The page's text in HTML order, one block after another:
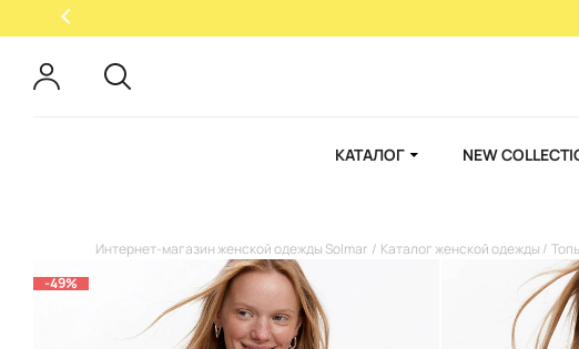
КАТАЛОГ NEW
Интернет-магазин женской одежды Solmar Каталог женской одежды
-49%